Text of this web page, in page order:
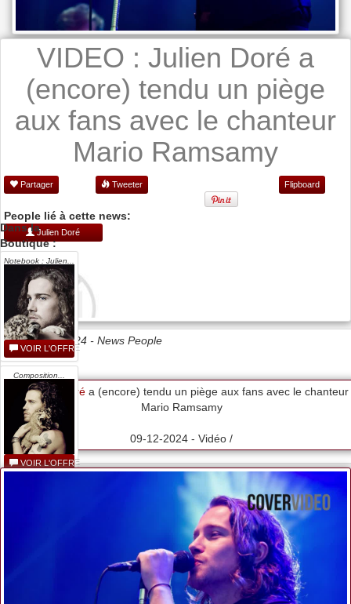
VIDEO : Julien Doré a
(encore) tendu un piège
aux fans avec le chanteur
Mario Ramsamy
Partager Tweeter Flipboard
People lié à cette news:
Julien Doré
Date 09/12/2024 - News People
Julien Doréa (encore) tendu un piège aux fans avec le chanteur
Mario Ramsamy
09-12-2024 - Vidéo /
Dans la
Boutique :
Notebook : Julien...
VOIR L'OFFRE
Composition...
VOIR L'OFFRE